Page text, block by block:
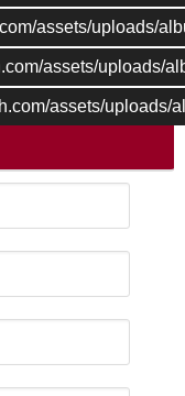
assets/uploads/
assets/uploads/
assets/